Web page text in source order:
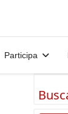
Participa